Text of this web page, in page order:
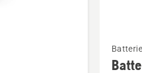
mer